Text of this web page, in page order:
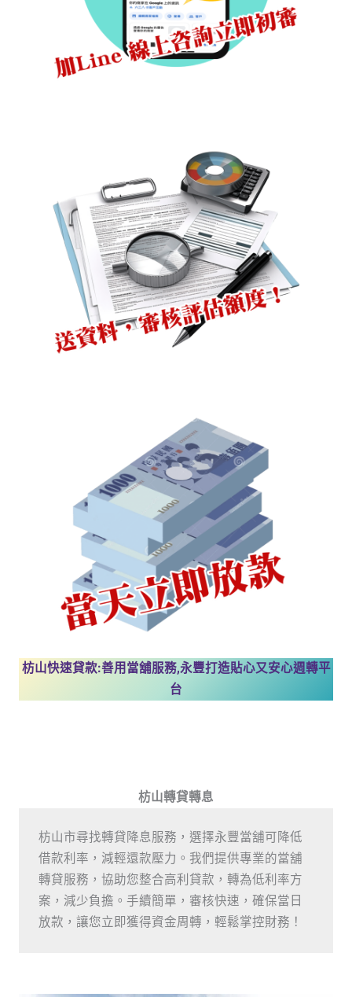
枋山快速貸款:善用當舖服務,永豐打造貼心又安心週轉平
台
枋山轉貸轉息
枋山市尋找轉貸降息服務，選擇永豐當舖可降低
借款利率，減輕還款壓力。我們提供專業的當舖
轉貸服務，協助您整合高利貸款，轉為低利率方
案，減少負擔。手續簡單，審核快速，確保當日
放款，讓您立即獲得資金周轉，輕鬆掌控財務！